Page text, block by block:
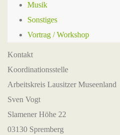
Musik
Sonstiges
Vortrag / Workshop
Kontakt
Koordinationsstelle
Arbeitskreis Lausitzer Museenland
Sven Vogt
Slamener Höhe 22
03130 Spremberg